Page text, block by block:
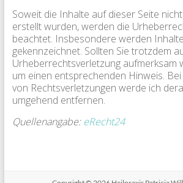
Soweit die Inhalte auf dieser Seite
erstellt wurden, werden die
beachtet. Insbesondere werden
gekennzeichnet. Sollten Sie trotzdem
Urheberrechtsverletzung aufmerksam
um einen entsprechenden Hinweis.
von Rechtsverletzungen werde ich
umgehend entfernen.
Quellenangabe:eRecht24